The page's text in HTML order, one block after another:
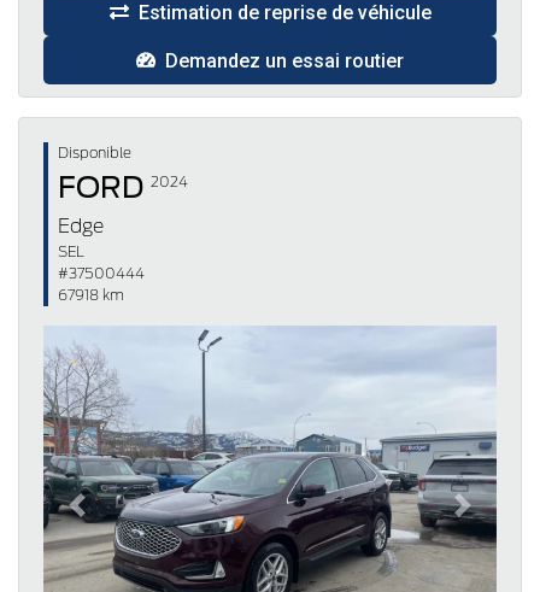
Estimation de reprise de véhicule
Demandez un essai routier
Disponible
FORD 2024
Edge
SEL
#37500444
67918 km
Previous Next